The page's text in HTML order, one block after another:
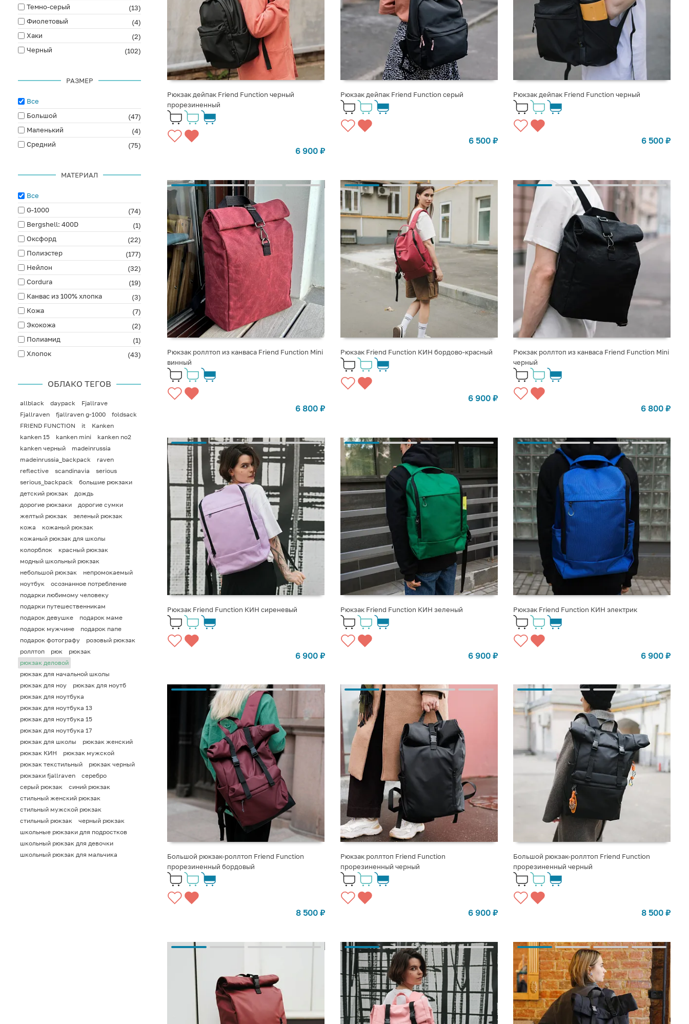
Рюкзак дейпак Friend Function черный
прорезиненный
6 900 ₽
Рюкзак дейпак Friend Function серый
6 500 ₽
Рюкзак дейпак Friend Function черный
6 500 ₽
Рюкзак роллтоп из канваса Friend Function Mini
винный
6 800 ₽
Рюкзак Friend Function КИН бордово-красный
6 900 ₽
Рюкзак роллтоп из канваса Friend Function Mini
черный
6 800 ₽
Рюкзак Friend Function КИН сиреневый
6 900 ₽
Рюкзак Friend Function КИН зеленый
6 900 ₽
Рюкзак Friend Function КИН электрик
6 900 ₽
Большой рюкзак-роллтоп Friend Function
прорезиненный бордовый
8 500 ₽
Рюкзак роллтоп Friend Function
прорезиненный черный
6 900 ₽
Большой рюкзак-роллтоп Friend Function
прорезиненный черный
8 500 ₽
Темно-серый
(13)
Фиолетовый
(4)
Хаки
(2)
Черный
(102)
РАЗМЕР
Все
Большой
(47)
Маленький
(4)
Средний
(75)
МАТЕРИАЛ
Все
G-1000
(74)
Bergshell: 400D
(1)
Оксфорд
(22)
Полиэстер
(177)
Нейлон
(32)
Cordura
(19)
Канвас из 100% хлопка
(3)
Кожа
(7)
Экокожа
(2)
Полиамид
(1)
Хлопок
(43)
ОБЛАКО ТЕГОВ
allblack daypack
Fjallrave
Fjallraven
fjallraven g-1000
foldsack
FRIEND FUNCTION
it
Kanken
kanken 15
kanken mini
kanken no2
kanken черный
madeinrussia
madeinrussia_backpack
raven
reflective
scandinavia
serious
serious_backpack
большие рюкзаки
детский рюкзак
дождь
дорогие рюкзаки
дорогие сумки
желтый рюкзак
зеленый рюкзак
кожа
кожаный рюкзак
кожаный рюкзак для школы
колорблок
красный рюкзак
модный школьный рюкзак
небольшой рюкзак
непромокаемый
ноутбук
осознанное потребление
подарки любимому человеку
подарки путешественникам
подарок девушке
подарок маме
подарок мужчине
подарок папе
подарок фотографу
розовый рюкзак
роллтоп
рюк
рюкзак
рюкзак деловой
рюкзак для начальной школы
рюкзак для ноу
рюкзак для ноутб
рюкзак для ноутбука
рюкзак для ноутбука 13
рюкзак для ноутбука 15
рюкзак для ноутбука 17
рюкзак для школы
рюкзак женский
рюкзак КИН
рюкзак мужской
рюкзак текстильный
рюкзак черный
рюкзаки fjallraven
серебро
серый рюкзак
синий рюкзак
стильный женский рюкзак
стильный мужской рюкзак
стильный рюкзак
черный рюкзак
школьные рюкзаки для подростков
школьный рюкзак для девочки
школьный рюкзак для мальчика